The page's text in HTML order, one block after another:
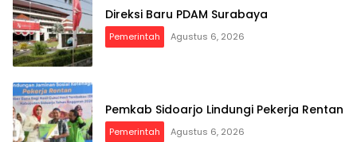
Direksi Baru PDAM Surabaya
Pemerintah Agustus 6, 2026
Pemkab Sidoarjo Lindungi Pekerja Rentan
Pemerintah Agustus 6, 2026